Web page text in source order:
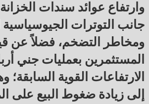
وارتفاع عوائد سندات
جانب التوترات الجيوسياسية
ومخاطر التضخم، فضلاً عن
المستثمرين بعمليات جني
الارتفاعات القوية السابقة؛
إلى زيادة ضغوط البيع على